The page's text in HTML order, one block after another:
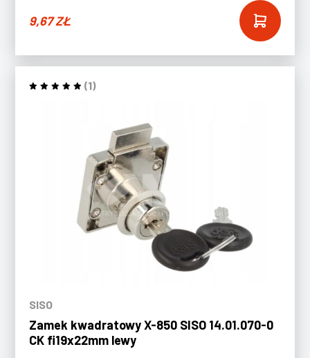
9,67ZŁ
(1)
SISO
Zamek kwadratowy X-850 SISO 14.01.070-0
CK fi19x22mm lewy